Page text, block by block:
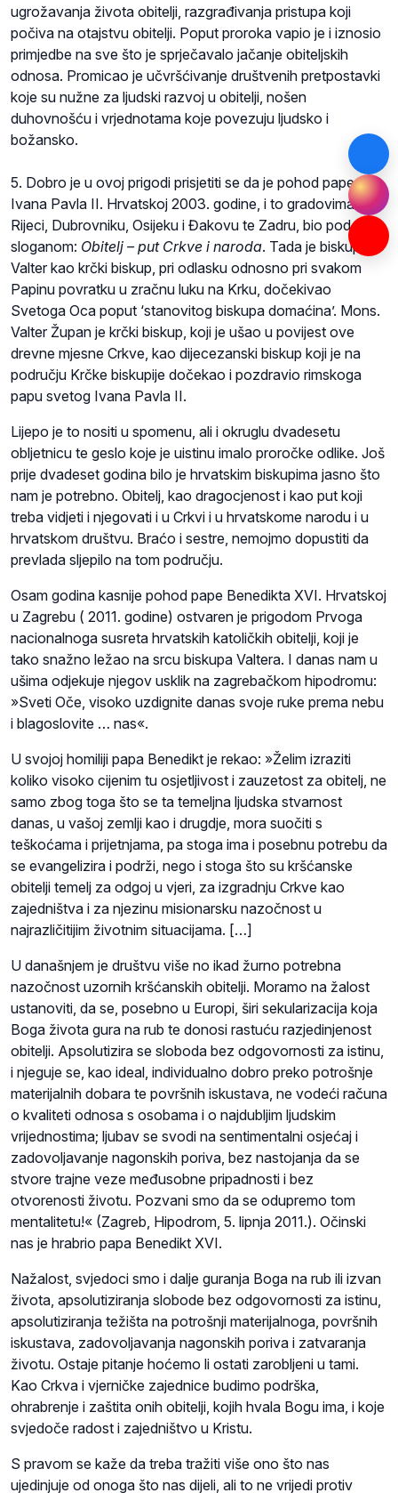
ugrožavanja života obitelji, razgrađivanja pristupa koji
počiva na otajstvu obitelji. Poput proroka vapio je i iznosio
primjedbe na sve što je sprječavalo jačanje obiteljskih
odnosa. Promicao je učvršćivanje društvenih pretpostavki
koje su nužne za ljudski razvoj u obitelji, nošen
duhovnošću i vrjednotama koje povezuju ljudsko i
božansko.
5. Dobro je u ovoj prigodi prisjetiti se da je pohod pape
Ivana Pavla II. Hrvatskoj 2003. godine, i to gradovima:
Rijeci, Dubrovniku, Osijeku i Đakovu te Zadru, bio pod
sloganom: Obitelj – put Crkve i naroda. Tada je biskup
Valter kao krčki biskup, pri odlasku odnosno pri svakom
Papinu povratku u zračnu luku na Krku, dočekivao
Svetoga Oca poput ‘stanovitog biskupa domaćina’. Mons.
Valter Župan je krčki biskup, koji je ušao u povijest ove
drevne mjesne Crkve, kao dijecezanski biskup koji je na
području Krčke biskupije dočekao i pozdravio rimskoga
papu svetog Ivana Pavla II.
Lijepo je to nositi u spomenu, ali i okruglu dvadesetu
obljetnicu te geslo koje je uistinu imalo proročke odlike. Još
prije dvadeset godina bilo je hrvatskim biskupima jasno što
nam je potrebno. Obitelj, kao dragocjenost i kao put koji
treba vidjeti i njegovati i u Crkvi i u hrvatskome narodu i u
hrvatskom društvu. Braćo i sestre, nemojmo dopustiti da
prevlada sljepilo na tom području.
Osam godina kasnije pohod pape Benedikta XVI. Hrvatskoj
u Zagrebu ( 2011. godine) ostvaren je prigodom Prvoga
nacionalnoga susreta hrvatskih katoličkih obitelji, koji je
tako snažno ležao na srcu biskupa Valtera. I danas nam u
ušima odjekuje njegov usklik na zagrebačkom hipodromu:
»Sveti Oče, visoko uzdignite danas svoje ruke prema nebu
i blagoslovite … nas«.
U svojoj homiliji papa Benedikt je rekao: »Želim izraziti
koliko visoko cijenim tu osjetljivost i zauzetost za obitelj, ne
samo zbog toga što se ta temeljna ljudska stvarnost
danas, u vašoj zemlji kao i drugdje, mora suočiti s
teškoćama i prijetnjama, pa stoga ima i posebnu potrebu da
se evangelizira i podrži, nego i stoga što su kršćanske
obitelji temelj za odgoj u vjeri, za izgradnju Crkve kao
zajedništva i za njezinu misionarsku nazočnost u
najrazličitijim životnim situacijama. […]
U današnjem je društvu više no ikad žurno potrebna
nazočnost uzornih kršćanskih obitelji. Moramo na žalost
ustanoviti, da se, posebno u Europi, širi sekularizacija koja
Boga života gura na rub te donosi rastuću razjedinjenost
obitelji. Apsolutizira se sloboda bez odgovornosti za istinu,
i njeguje se, kao ideal, individualno dobro preko potrošnje
materijalnih dobara te površnih iskustava, ne vodeći računa
o kvaliteti odnosa s osobama i o najdubljim ljudskim
vrijednostima; ljubav se svodi na sentimentalni osjećaj i
zadovoljavanje nagonskih poriva, bez nastojanja da se
stvore trajne veze međusobne pripadnosti i bez
otvorenosti životu. Pozvani smo da se odupremo tom
mentalitetu!« (Zagreb, Hipodrom, 5. lipnja 2011.). Očinski
nas je hrabrio papa Benedikt XVI.
Nažalost, svjedoci smo i dalje guranja Boga na rub ili izvan
života, apsolutiziranja slobode bez odgovornosti za istinu,
apsolutiziranja težišta na potrošnji materijalnoga, površnih
iskustava, zadovoljavanja nagonskih poriva i zatvaranja
životu. Ostaje pitanje hoćemo li ostati zarobljeni u tami.
Kao Crkva i vjerničke zajednice budimo podrška,
ohrabrenje i zaštita onih obitelji, kojih hvala Bogu ima, i koje
svjedoče radost i zajedništvo u Kristu.
S pravom se kaže da treba tražiti više ono što nas
ujedinjuje od onoga što nas dijeli, ali to ne vrijedi protiv